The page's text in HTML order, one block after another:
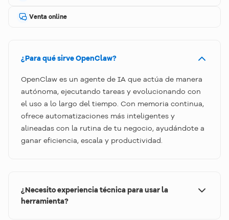
Venta online
¿Para qué sirve OpenClaw?
OpenClaw es un agente de IA que actúa de manera
autónoma, ejecutando tareas y evolucionando con
el uso a lo largo del tiempo. Con memoria continua,
ofrece automatizaciones más inteligentes y
alineadas con la rutina de tu negocio, ayudándote a
ganar eficiencia, escala y productividad.
¿Necesito experiencia técnica para usar la
herramienta?